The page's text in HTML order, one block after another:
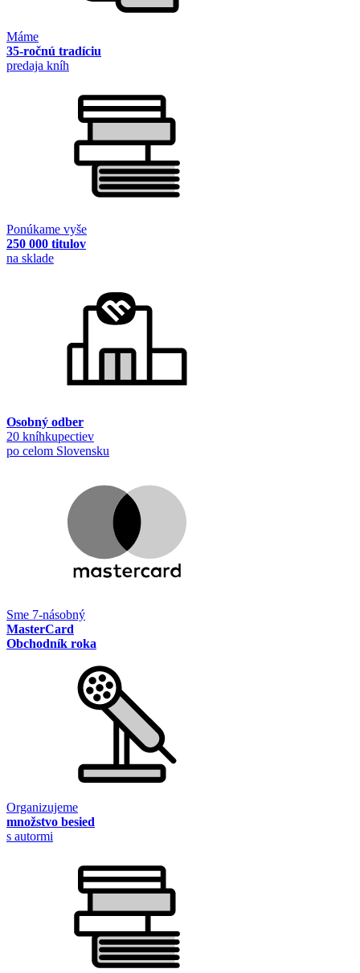
Máme
35-ročnú tradíciu
predaja kníh
Ponúkame vyše
250 000 titulov
na sklade
Osobný odber
20 kníhkupectiev
po celom Slovensku
Sme 7-násobný
MasterCard
Obchodník roka
Organizujeme
množstvo besied
s autormi